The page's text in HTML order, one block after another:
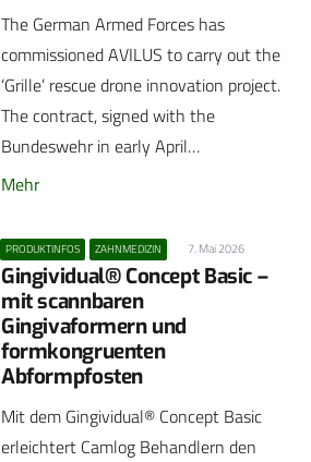
The German Armed Forces has
commissioned AVILUS to carry out the
‘Grille’ rescue drone innovation project.
The contract, signed with the
Bundeswehr in early April…
Mehr
PRODUKTINFOS ZAHNMEDIZIN 7. Mai 2026
Gingividual® Concept Basic –
mit scannbaren
Gingivaformern und
formkongruenten
Abformpfosten
Mit dem Gingividual® Concept Basic
erleichtert Camlog Behandlern den